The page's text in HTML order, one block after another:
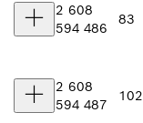
2 608
594 486
83
2 608
594 487
102